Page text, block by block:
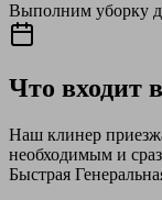
Выполним уборку
Что входит
Наш клинер
необходимым и
Быстрая